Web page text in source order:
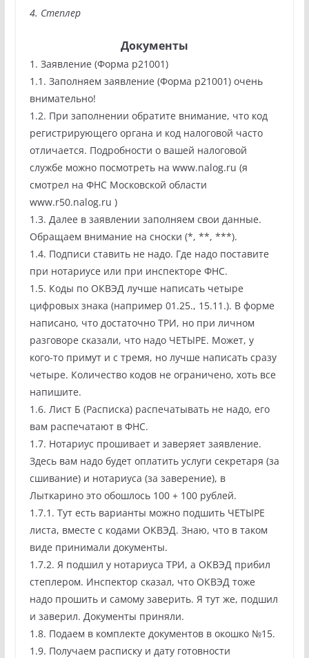
4. Степлер
Документы
1. Заявление (Форма p21001)
1.1. Заполняем заявление (Форма р21001) очень
внимательно!
1.2. При заполнении обратите внимание, что код
регистрирующего органа и код налоговой часто
отличается. Подробности о вашей налоговой
службе можно посмотреть на www.nalog.ru (я
смотрел на ФНС Московской области
www.r50.nalog.ru )
1.3. Далее в заявлении заполняем свои данные.
Обращаем внимание на сноски (*, **, ***).
1.4. Подписи ставить не надо. Где надо поставите
при нотариусе или при инспекторе ФНС.
1.5. Коды по ОКВЭД лучше написать четыре
цифровых знака (например 01.25., 15.11.). В форме
написано, что достаточно ТРИ, но при личном
разговоре сказали, что надо ЧЕТЫРЕ. Может, у
кого-то примут и с тремя, но лучше написать сразу
четыре. Количество кодов не ограничено, хоть все
напишите.
1.6. Лист Б (Расписка) распечатывать не надо, его
вам распечатают в ФНС.
1.7. Нотариус прошивает и заверяет заявление.
Здесь вам надо будет оплатить услуги секретаря (за
сшивание) и нотариуса (за заверение), в
Лыткарино это обошлось 100 + 100 рублей.
1.7.1. Тут есть варианты можно подшить ЧЕТЫРЕ
листа, вместе с кодами ОКВЭД. Знаю, что в таком
виде принимали документы.
1.7.2. Я подшил у нотариуса ТРИ, а ОКВЭД прибил
степлером. Инспектор сказал, что ОКВЭД тоже
надо прошить и самому заверить. Я тут же, подшил
и заверил. Документы приняли.
1.8. Подаем в комплекте документов в окошко №15.
1.9. Получаем расписку и дату готовности